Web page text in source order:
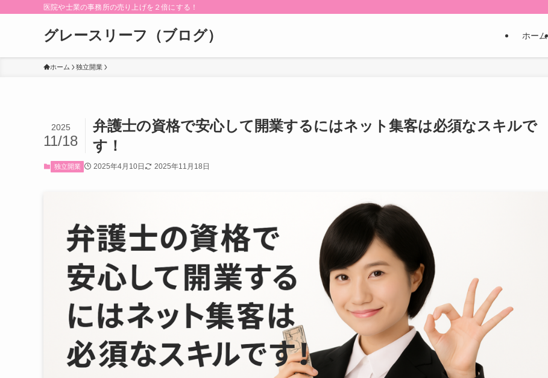
医院や士業の事務所の売り上げを２倍にする！
グレースリーフ（ブログ） ホーム
ホーム 独立開業
弁護士の資格で安心して開業するにはネット集客は必須なスキルで
す！
2025
11/18
独立開業 2025年4月10日 2025年11月18日